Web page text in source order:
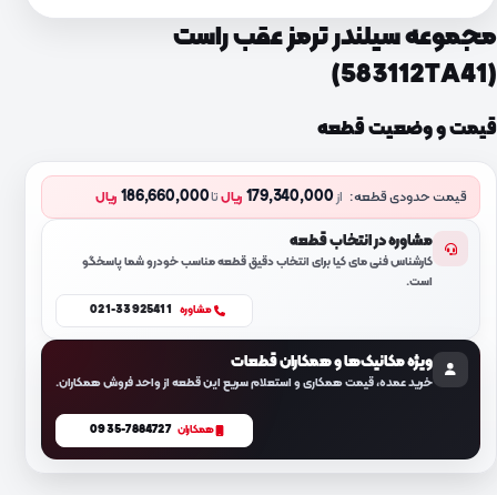
مجموعه سیلندر ترمز عقب راست
(583112TA41)
قیمت و وضعیت قطعه
قیمت حدودی قطعه: از179,340,000 ریالتا186,660,000 ریال
مشاوره در انتخاب قطعه
کارشناس فنی مای کیا برای انتخاب دقیق قطعه مناسب خودرو شما پاسخگو
است.
مشاوره 021-33925411
ویژه مکانیک‌ها و همکاران قطعات
خرید عمده، قیمت همکاری و استعلام سریع این قطعه از واحد فروش همکاران.
همکاران 0935-7884727